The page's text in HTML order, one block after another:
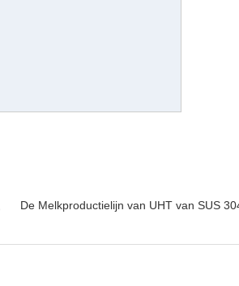
De Melkproductielijn van UHT van SUS